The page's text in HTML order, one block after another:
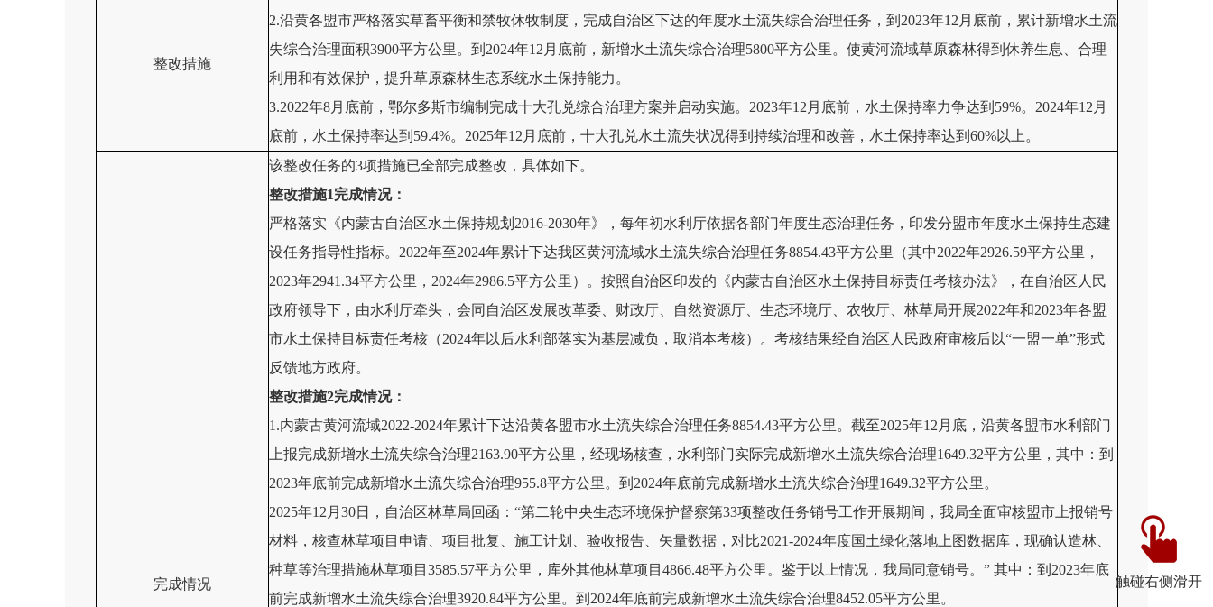
触碰右侧滑开
整改措施
2.沿黄各盟市严格落实草畜平衡和禁牧休牧制度，完成自治区下达的年度水土流失综合治理任务，到2023年12月底前，累计新增水土流
失综合治理面积3900平方公里。到2024年12月底前，新增水土流失综合治理5800平方公里。使黄河流域草原森林得到休养生息、合理
利用和有效保护，提升草原森林生态系统水土保持能力。
3.2022年8月底前，鄂尔多斯市编制完成十大孔兑综合治理方案并启动实施。2023年12月底前，水土保持率力争达到59%。2024年12月
底前，水土保持率达到59.4%。2025年12月底前，十大孔兑水土流失状况得到持续治理和改善，水土保持率达到60%以上。
完成情况
该整改任务的3项措施已全部完成整改，具体如下。
整改措施1完成情况：
严格落实《内蒙古自治区水土保持规划2016-2030年》，每年初水利厅依据各部门年度生态治理任务，印发分盟市年度水土保持生态建
设任务指导性指标。2022年至2024年累计下达我区黄河流域水土流失综合治理任务8854.43平方公里（其中2022年2926.59平方公里，
2023年2941.34平方公里，2024年2986.5平方公里）。按照自治区印发的《内蒙古自治区水土保持目标责任考核办法》，在自治区人民
政府领导下，由水利厅牵头，会同自治区发展改革委、财政厅、自然资源厅、生态环境厅、农牧厅、林草局开展2022年和2023年各盟
市水土保持目标责任考核（2024年以后水利部落实为基层减负，取消本考核）。考核结果经自治区人民政府审核后以“一盟一单”形式
反馈地方政府。
整改措施2完成情况：
1.内蒙古黄河流域2022-2024年累计下达沿黄各盟市水土流失综合治理任务8854.43平方公里。截至2025年12月底，沿黄各盟市水利部门
上报完成新增水土流失综合治理2163.90平方公里，经现场核查，水利部门实际完成新增水土流失综合治理1649.32平方公里，其中：到
2023年底前完成新增水土流失综合治理955.8平方公里。到2024年底前完成新增水土流失综合治理1649.32平方公里。
2025年12月30日，自治区林草局回函：“第二轮中央生态环境保护督察第33项整改任务销号工作开展期间，我局全面审核盟市上报销号
材料，核查林草项目申请、项目批复、施工计划、验收报告、矢量数据，对比2021-2024年度国土绿化落地上图数据库，现确认造林、
种草等治理措施林草项目3585.57平方公里，库外其他林草项目4866.48平方公里。鉴于以上情况，我局同意销号。” 其中：到2023年底
前完成新增水土流失综合治理3920.84平方公里。到2024年底前完成新增水土流失综合治理8452.05平方公里。